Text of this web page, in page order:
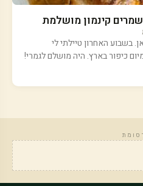
שמרים קינמון מושלמת
בשבוע האחרון טיילתי לי
כיפור בארץ. היה מושלם לגמרי!